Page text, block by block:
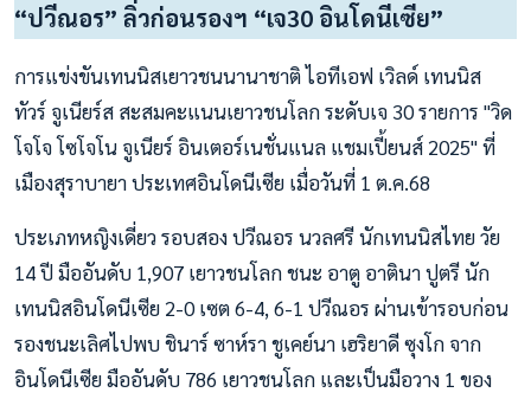
“ปวีณอร” ลิ่วก่อนรองฯ “เจ30 อินโดนีเซีย”
การแข่งขันเทนนิสเยาวชนนานาชาติ ไอทีเอฟ เวิลด์ เทนนิส
ทัวร์ จูเนียร์ส สะสมคะแนนเยาวชนโลก ระดับเจ 30 รายการ "วิด
โจโจ โซโจโน จูเนียร์ อินเตอร์เนชั่นแนล แชมเปี้ยนส์ 2025" ที่
เมืองสุราบายา ประเทศอินโดนีเซีย เมื่อวันที่ 1 ต.ค.68
ประเภทหญิงเดี่ยว รอบสอง ปวีณอร นวลศรี นักเทนนิสไทย วัย
14 ปี มืออันดับ 1,907 เยาวชนโลก ชนะ อาตู อาตินา ปูตรี นัก
เทนนิสอินโดนีเซีย 2-0 เซต 6-4, 6-1 ปวีณอร ผ่านเข้ารอบก่อน
รองชนะเลิศไปพบ ชินาร์ ซาห์รา ชูเคย์นา เฮริยาดี ซุงโก จาก
อินโดนีเซีย มืออันดับ 786 เยาวชนโลก และเป็นมือวาง 1 ของ